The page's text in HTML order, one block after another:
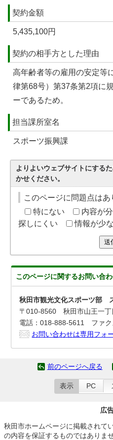
契約金額
5,435,100円
契約の相手方とした理由
高年齢者等の雇用の安定等
律第68号）第37条第2項に
ーであるため。
担当課所室名
スポーツ振興課
よりよいウェブサイトにする
かせください。
このページに問題点は
特にない
内容が
探しにくい
情報が少
送
このページに関するお問い合
秋田市観光文化スポーツ部
〒010-8560 秋田市山王一
電話：018-888-5611 ファク
お問い合わせは専用フォ
前のページへ戻る
表示 PC
広
秋田市ホームページに掲載されて
の内容を保証するものではありませ